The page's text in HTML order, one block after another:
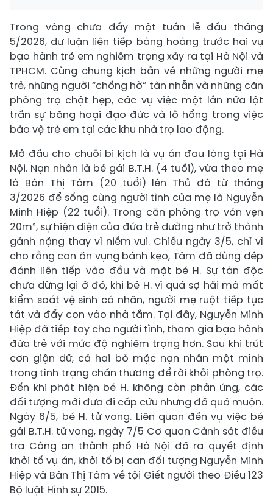
Trong vòng chưa đầy một tuần lễ đầu tháng
5/2026, dư luận liên tiếp bàng hoàng trước hai vụ
bạo hành trẻ em nghiêm trọng xảy ra tại Hà Nội và
TPHCM. Cùng chung kịch bản về những người mẹ
trẻ, những người “chồng hờ” tàn nhẫn và những căn
phòng trọ chật hẹp, các vụ việc một lần nữa lột
trần sự băng hoại đạo đức và lỗ hổng trong việc
bảo vệ trẻ em tại các khu nhà trọ lao động.
Mở đầu cho chuỗi bi kịch là vụ án đau lòng tại Hà
Nội. Nạn nhân là bé gái B.T.H. (4 tuổi), vừa theo mẹ
là Bàn Thị Tâm (20 tuổi) lên Thủ đô từ tháng
3/2026 để sống cùng người tình của mẹ là Nguyễn
Minh Hiệp (22 tuổi). Trong căn phòng trọ vỏn vẹn
20m², sự hiện diện của đứa trẻ dường như trở thành
gánh nặng thay vì niềm vui. Chiều ngày 3/5, chỉ vì
cho rằng con ăn vụng bánh kẹo, Tâm đã dùng dép
đánh liên tiếp vào đầu và mặt bé H. Sự tàn độc
chưa dừng lại ở đó, khi bé H. vì quá sợ hãi mà mất
kiểm soát vệ sinh cá nhân, người mẹ ruột tiếp tục
tát và đẩy con vào nhà tắm. Tại đây, Nguyễn Minh
Hiệp đã tiếp tay cho người tình, tham gia bạo hành
đứa trẻ với mức độ nghiêm trọng hơn. Sau khi trút
cơn giận dữ, cả hai bỏ mặc nạn nhân một mình
trong tình trạng chấn thương để rời khỏi phòng trọ.
Đến khi phát hiện bé H. không còn phản ứng, các
đối tượng mới đưa đi cấp cứu nhưng đã quá muộn.
Ngày 6/5, bé H. tử vong. Liên quan đến vụ việc bé
gái B.T.H. tử vong, ngày 7/5 Cơ quan Cảnh sát điều
tra Công an thành phố Hà Nội đã ra quyết định
khởi tố vụ án, khởi tố bị can đối tượng Nguyễn Minh
Hiệp và Bàn Thị Tâm về tội Giết người theo Điều 123
Bộ luật Hình sự 2015.